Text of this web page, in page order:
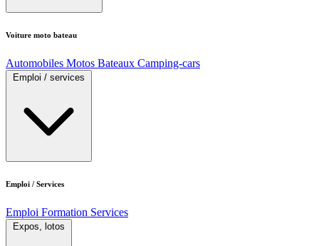
Voiture moto bateau
Automobiles Motos Bateaux Camping-cars
Emploi / services
Emploi / Services
Emploi Formation Services
Expos, lotos